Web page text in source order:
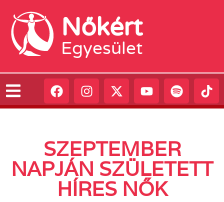
Nőkért
Egyesület
SZEPTEMBER
NAPJÁN SZÜLETETT
HÍRES NŐK